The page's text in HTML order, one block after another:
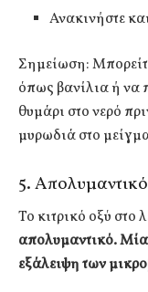
Ανακινήστε
Σημείωση:
όπως βανίλια ή να
θυμάρι στο νερό
μυρωδιά στο
5.
Το κιτρικό οξύ στο
απολυμαντικό. Μία
εξάλειψη των